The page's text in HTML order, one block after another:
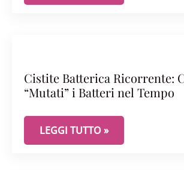
Cistite Batterica Ricorrente:
“Mutati” i Batteri nel Tempo
CISTITE BATTERICA
LEGGI TUTTO »